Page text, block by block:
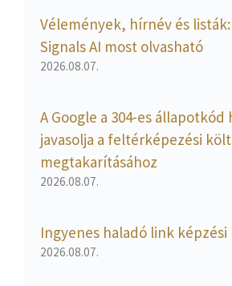
Vélemények, hírnév és listák:
Signals AI most olvasható
2026.08.07.
A Google a 304-es állapotkód
javasolja a feltérképezési
megtakarításához
2026.08.07.
Ingyenes haladó link
2026.08.07.